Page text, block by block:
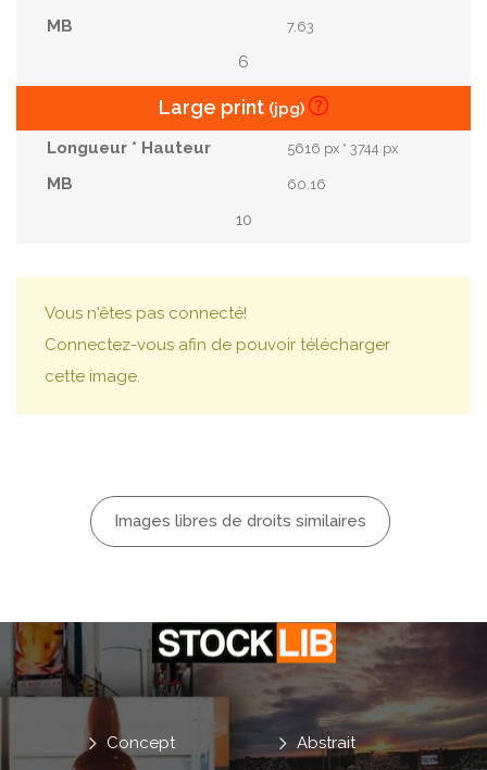
7.63
6
Large print (jpg)
5616 px * 3744 px
60.16
10
Vous n'êtes pas connecté!
Connectez-vous afin de pouvoir télécharger
cette image.
Images libres de droits similaires
Abstrait
Concept